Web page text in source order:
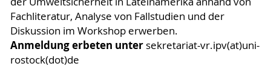
Fachliteratur, Analyse von Fallstudien und der
Diskussion im Workshop erwerben.
Anmeldung erbeten untersekretariat-vr.ipv(at)uni-
rostock(dot)de